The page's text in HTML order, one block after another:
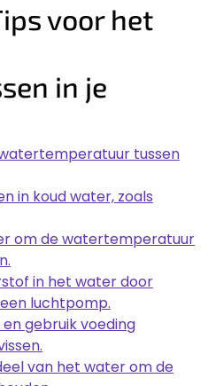
voor het
in je
tussen
in koud water, zoals
om de watertemperatuur
in het water door
luchtpomp.
gebruik voeding
van het water om de